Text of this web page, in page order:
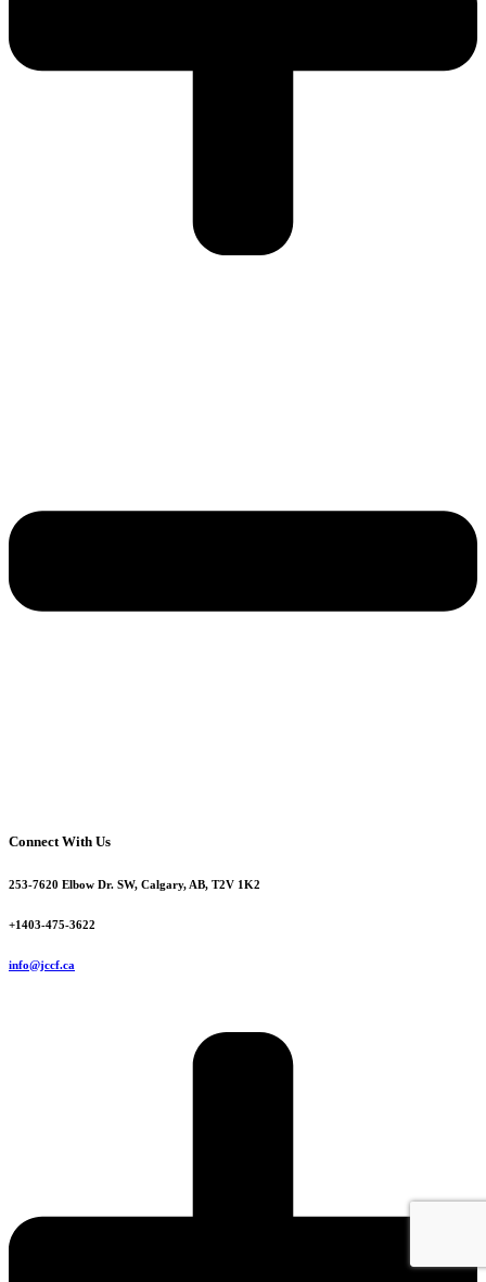
Connect With Us
253-7620 Elbow Dr. SW, Calgary, AB, T2V 1K2
+1403-475-3622
info@jccf.ca